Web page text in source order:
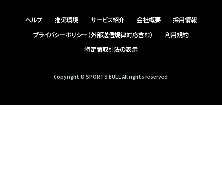
ヘルプ 推奨環境 サービス紹介 会社概要
採用情報
プライバシーポリシー（外部送信規律対応含む）
利用規約
特定商取引法の表示
Copyright © SPORTS BULL All rights reserved.